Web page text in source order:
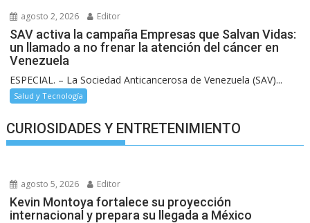
agosto 2, 2026 Editor
SAV activa la campaña Empresas que Salvan Vidas:
un llamado a no frenar la atención del cáncer en
Venezuela
ESPECIAL. – La Sociedad Anticancerosa de Venezuela (SAV)...
Salud y Tecnología
CURIOSIDADES Y ENTRETENIMIENTO
agosto 5, 2026 Editor
Kevin Montoya fortalece su proyección
internacional y prepara su llegada a México